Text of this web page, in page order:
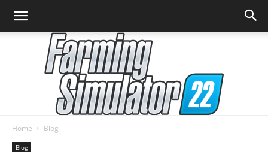
Home Blog
Blog